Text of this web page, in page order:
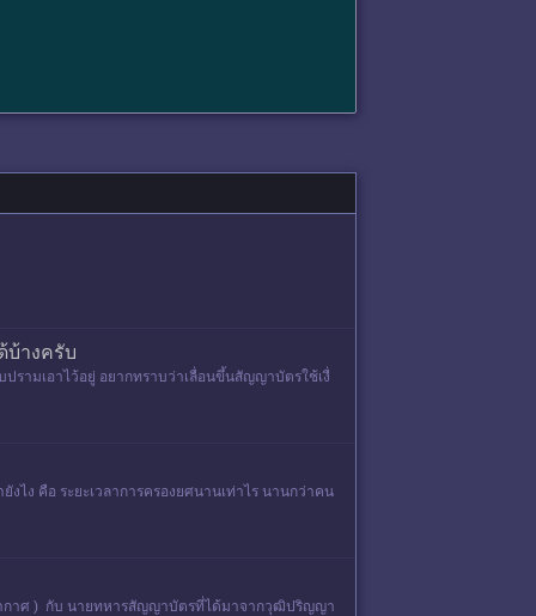
บ้างครับ
รามเอาไว้อยู่ อยากทราบว่าเลื่อนขึ้นสัญญาบัตรใช้เงื่
ง คือ ระยะเวลาการครองยศนานเท่าไร นานกว่าคน
อากาศ ) กับ นายทหารสัญญาบัตรที่ได้มาจากวุฒิปริญญา